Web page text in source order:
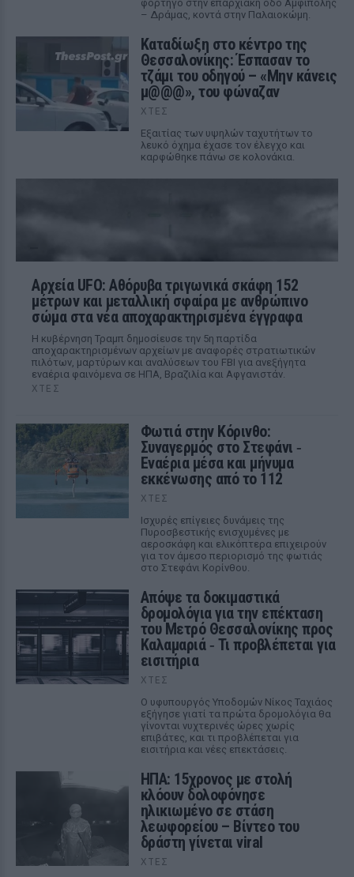
φορτηγό στην επαρχιακή οδό Αμφίπολης
– Δράμας, κοντά στην Παλαιοκώμη.
Καταδίωξη στο κέντρο της
Θεσσαλονίκης: Έσπασαν το
τζάμι του οδηγού – «Μην κάνεις
μ@@@», του φώναζαν
ΧΤΕΣ
Εξαιτίας των υψηλών ταχυτήτων το
λευκό όχημα έχασε τον έλεγχο και
καρφώθηκε πάνω σε κολονάκια.
Αρχεία UFO: Αθόρυβα τριγωνικά σκάφη 152
μέτρων και μεταλλική σφαίρα με ανθρώπινο
σώμα στα νέα αποχαρακτηρισμένα έγγραφα
Η κυβέρνηση Τραμπ δημοσίευσε την 5η παρτίδα
αποχαρακτηρισμένων αρχείων με αναφορές στρατιωτικών
πιλότων, μαρτύρων και αναλύσεων του FBI για ανεξήγητα
εναέρια φαινόμενα σε ΗΠΑ, Βραζιλία και Αφγανιστάν.
ΧΤΕΣ
Φωτιά στην Κόρινθο:
Συναγερμός στο Στεφάνι ‑
Εναέρια μέσα και μήνυμα
εκκένωσης από το 112
ΧΤΕΣ
Ισχυρές επίγειες δυνάμεις της
Πυροσβεστικής ενισχυμένες με
αεροσκάφη και ελικόπτερα επιχειρούν
για τον άμεσο περιορισμό της φωτιάς
στο Στεφάνι Κορίνθου.
Απόψε τα δοκιμαστικά
δρομολόγια για την επέκταση
του Μετρό Θεσσαλονίκης προς
Καλαμαριά ‑ Τι προβλέπεται για
εισιτήρια
ΧΤΕΣ
Ο υφυπουργός Υποδομών Νίκος Ταχιάος
εξήγησε γιατί τα πρώτα δρομολόγια θα
γίνονται νυχτερινές ώρες χωρίς
επιβάτες, και τι προβλέπεται για
εισιτήρια και νέες επεκτάσεις.
ΗΠΑ: 15χρονος με στολή
κλόουν δολοφόνησε
ηλικιωμένο σε στάση
λεωφορείου – Βίντεο του
δράστη γίνεται viral
ΧΤΕΣ